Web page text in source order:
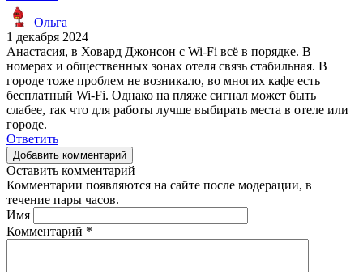
Ольга
1 декабря 2024
Анастасия, в Ховард Джонсон с Wi-Fi всё в порядке. В
номерах и общественных зонах отеля связь стабильная. В
городе тоже проблем не возникало, во многих кафе есть
бесплатный Wi-Fi. Однако на пляже сигнал может быть
слабее, так что для работы лучше выбирать места в отеле или
городе.
Ответить
Добавить комментарий
Оставить комментарий
Комментарии появляются на сайте после модерации, в
течение пары часов.
Имя
Комментарий *